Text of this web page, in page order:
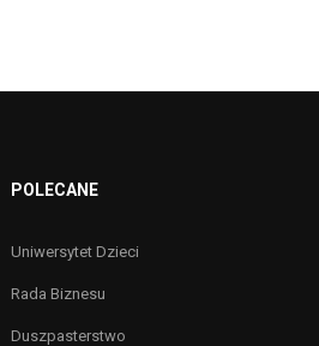
POLECANE
Uniwersytet Dzieci
Rada Biznesu
Duszpasterstwo